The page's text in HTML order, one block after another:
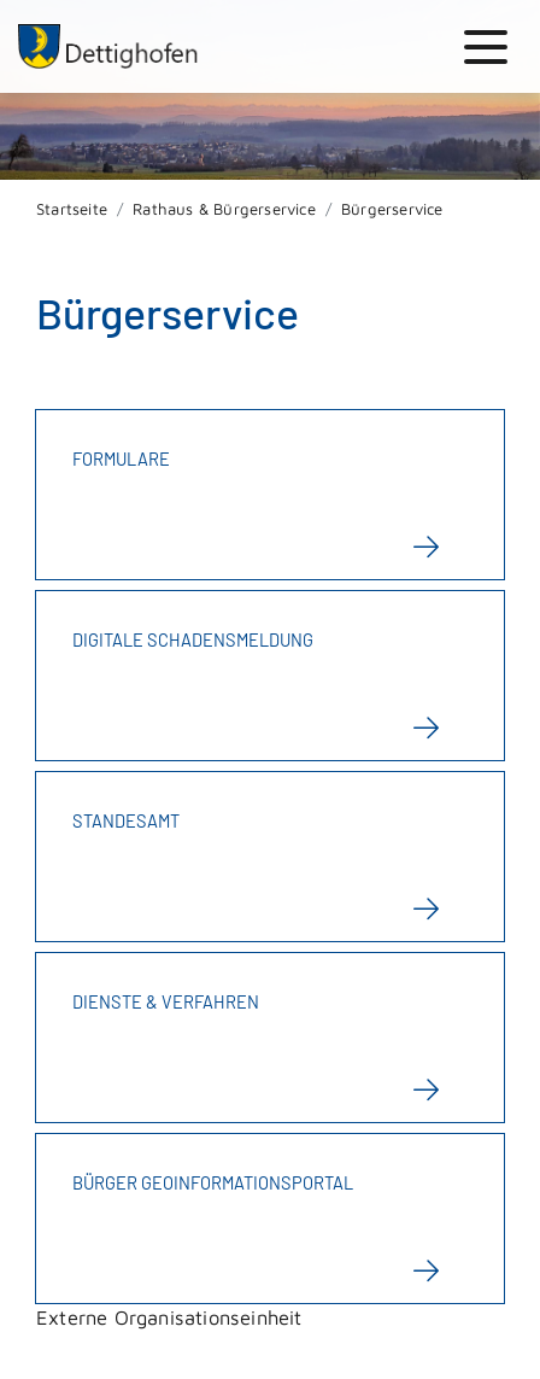
Startseite Rathaus & Bürgerservice Bürgerservice
Bürgerservice
FORMULARE
DIGITALE SCHADENSMELDUNG
STANDESAMT
DIENSTE & VERFAHREN
BÜRGER GEOINFORMATIONSPORTAL
Externe Organisationseinheit